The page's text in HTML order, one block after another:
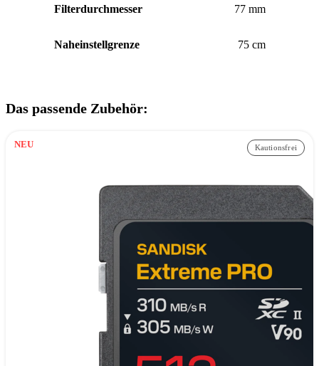
Filterdurchmesser 77 mm
Naheinstellgrenze 75 cm
Das passende Zubehör:
NEU Kautionsfrei